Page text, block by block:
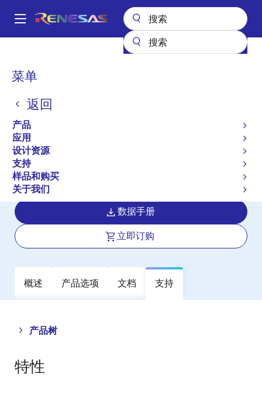
到
Main
菜单
返回
产品
应用
设计资源
支持
样品和购买
关于我们
面
屑
光电耦合器（光耦合器）
光电耦合器/光耦合器 IC 输出
PS9587L1
有效
High CMR, 10 Mbps Open Collector
Output Type 8-pin DIP High-speed
Photocoupler for Creepage Distance
of 8 mm
数据手册
立即订购
概述 产品选项 文档 支持
产品树
Close
tree
menu
Open
tree
menu
特性